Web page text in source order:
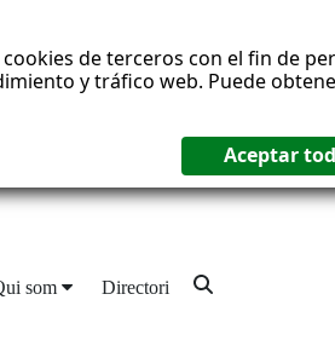
de terceros con el fin de
y tráfico web. Puede
som Directori